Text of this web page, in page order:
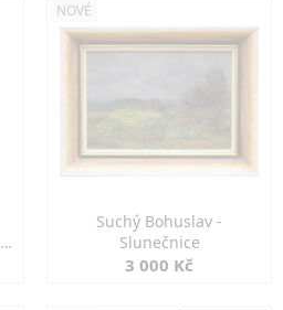
NOVÉ
Suchý Bohuslav -
Slunečnice
3 000 Kč